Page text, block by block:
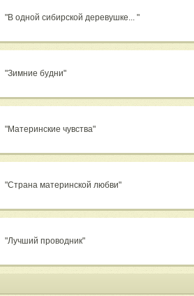
"В одной сибирской деревушке... "
"Зимние будни"
"Материнские чувства"
"Страна материнской любви"
"Лучший проводник"